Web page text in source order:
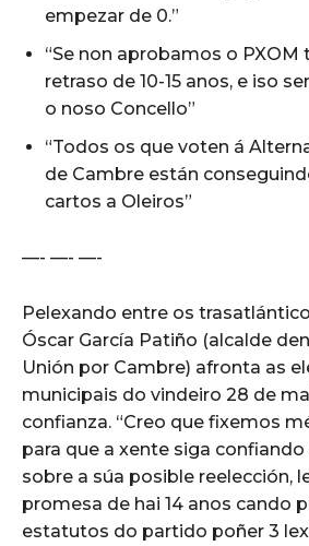
empezar de 0.”
“Se non aprobamos o
retraso de 10-15 anos, e iso
o noso Concello”
“Todos os que voten á
de Cambre están
cartos a Oleiros”
—- —- —-
Pelexando entre os
Óscar García Patiño (alcalde
Unión por Cambre) afronta as
municipais do vindeiro 28 de
confianza. “Creo que fixemos
para que a xente siga confiando
sobre a súa posible reelección,
promesa de hai 14 anos cando
estatutos do partido poñer 3